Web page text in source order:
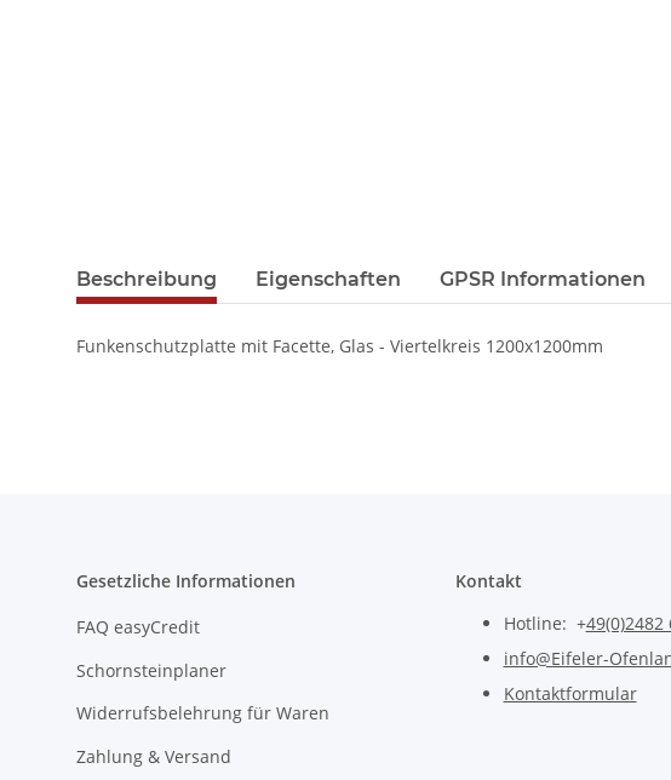
Beschreibung Eigenschaften GPSR Informationen
Funkenschutzplatte mit Facette, Glas - Viertelkreis 1200x1200mm
Gesetzliche Informationen
FAQ easyCredit
Schornsteinplaner
Widerrufsbelehrung für Waren
Zahlung & Versand
Kontakt
Hotline: +49(0)2482
info@Eifeler-
Kontaktformular